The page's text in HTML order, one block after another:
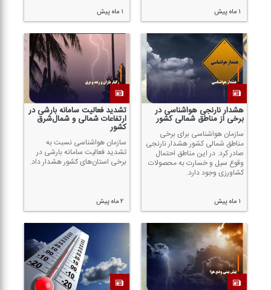
۱ ماه پیش ۱ ماه پیش
هشدار نارنجی هواشناسی در
برخی از مناطق شمالی كشور
سازمان هواشناسی برای برخی
مناطق شمالی كشور هشدار نارنجی
صادر كرد. در این مناطق احتمال
وقوع سیل و خسارت به محصولات
كشاورزی وجود دارد.
۱ ماه پیش
تشدید فعالیت سامانه بارشی در
ارتفاعات شمالی و شمال‌شرق
كشور
سازمان هواشناسی نسبت به
تشدید فعالیت سامانه بارشی در
برخی استان‌های كشور هشدار داد.
۲ ماه پیش